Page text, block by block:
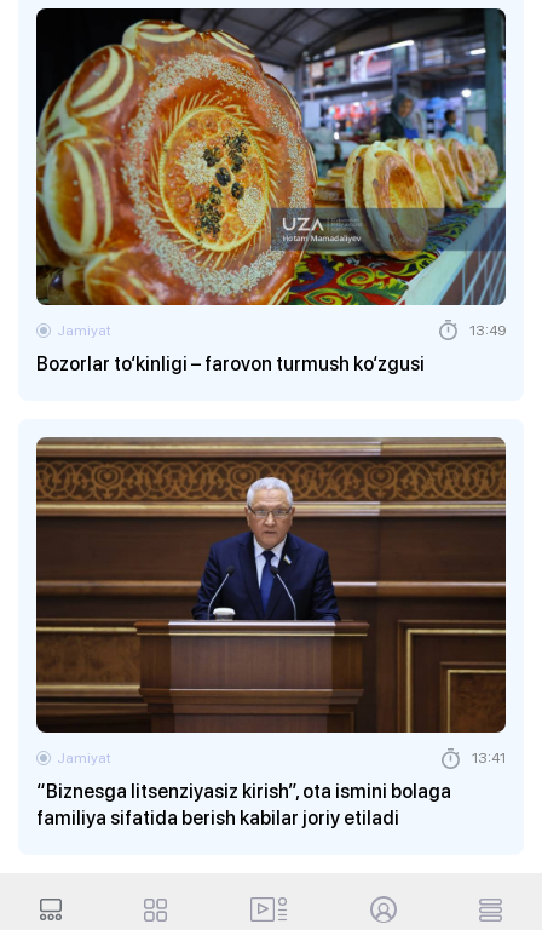
Bozorlar to‘kinligi – farovon turmush ko‘zgusi
Jamiyat 13:49
“Biznesga litsenziyasiz kirish”, ota ismini bolaga
familiya sifatida berish kabilar joriy etiladi
Jamiyat 13:41